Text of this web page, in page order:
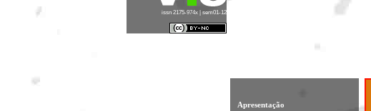
issn 2175-974x | sem01-12
Apresentação